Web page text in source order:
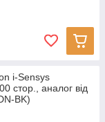
i-Sensys
стор., аналог від
BK)